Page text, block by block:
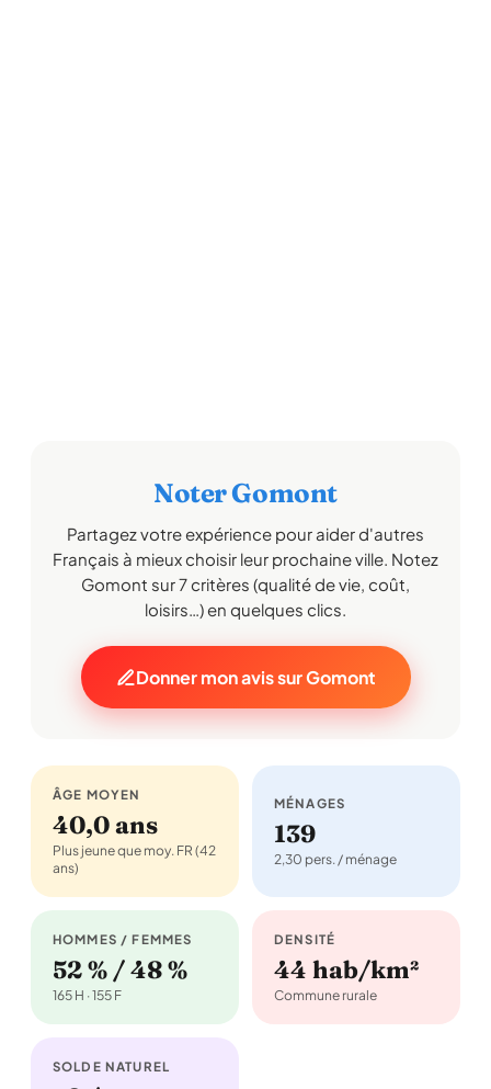
Noter Gomont
Partagez votre expérience pour aider d'autres
Français à mieux choisir leur prochaine ville. Notez
Gomont sur 7 critères (qualité de vie, coût,
loisirs…) en quelques clics.
Donner mon avis sur Gomont
ÂGE MOYEN
40,0 ans
Plus jeune que moy. FR (42
ans)
MÉNAGES
139
2,30 pers. / ménage
HOMMES / FEMMES
52 % / 48 %
165 H · 155 F
DENSITÉ
44 hab/km²
Commune rurale
SOLDE NATUREL